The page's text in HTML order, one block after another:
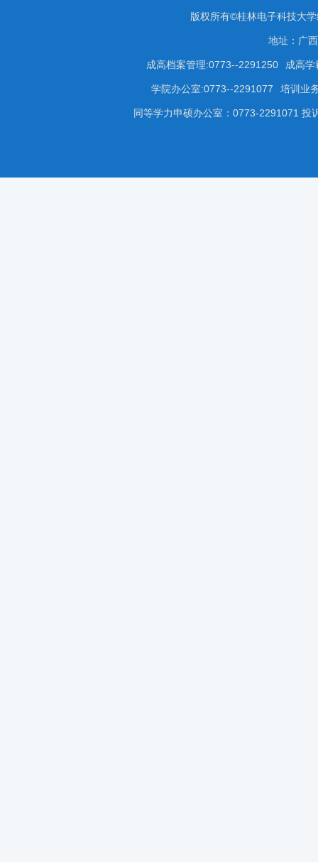
版权所有©桂林电子科技大
地址：广
成高档案管理:0773--2291250 成高
学院办公室:0773--2291077 培训业
同等学力申硕办公室：0773-2291071